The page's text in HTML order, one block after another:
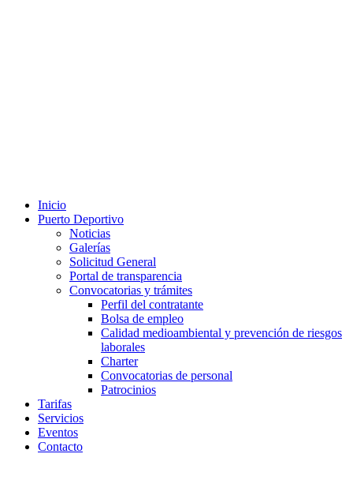
Inicio
Puerto Deportivo
Noticias
Galerías
Solicitud General
Portal de transparencia
Convocatorias y trámites
Perfil del contratante
Bolsa de empleo
Calidad medioambiental y prevención de riesgos
laborales
Charter
Convocatorias de personal
Patrocinios
Tarifas
Servicios
Eventos
Contacto